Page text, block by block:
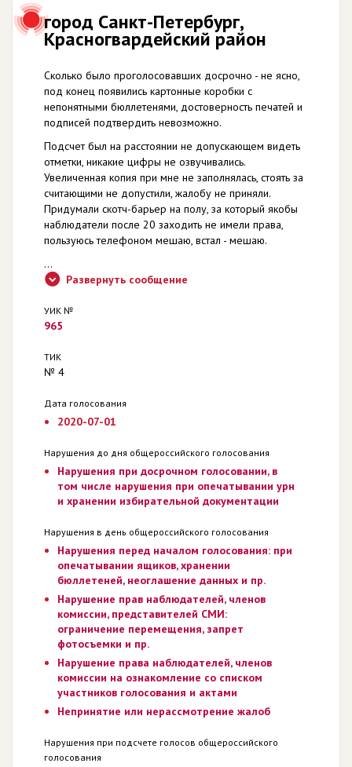
город Санкт-Петербург,
Красногвардейский район
Сколько было проголосовавших досрочно - не ясно,
под конец появились картонные коробки с
непонятными бюллетенями, достоверность печатей и
подписей подтвердить невозможно.
Подсчет был на расстоянии не допускающем видеть
отметки, никакие цифры не озвучивались.
Увеличенная копия при мне не заполнялась, стоять за
считающими не допустили, жалобу не приняли.
Придумали скотч-барьер на полу, за который якобы
наблюдатели после 20 заходить не имели права,
пользуюсь телефоном мешаю, встал - мешаю.
...
Развернуть сообщение
УИК №
965
ТИК
№ 4
Дата голосования
2020-07-01
Нарушения до дня общероссийского голосования
Нарушения при досрочном голосовании, в
том числе нарушения при опечатывании урн
и хранении избирательной документации
Нарушения в день общероссийского голосования
Нарушения перед началом голосования: при
опечатывании ящиков, хранении
бюллетеней, неоглашение данных и пр.
Нарушение прав наблюдателей, членов
комиссии, представителей СМИ:
ограничение перемещения, запрет
фотосъемки и пр.
Нарушение права наблюдателей, членов
комиссии на ознакомление со списком
участников голосования и актами
Непринятие или нерассмотрение жалоб
Нарушения при подсчете голосов общероссийского
голосования